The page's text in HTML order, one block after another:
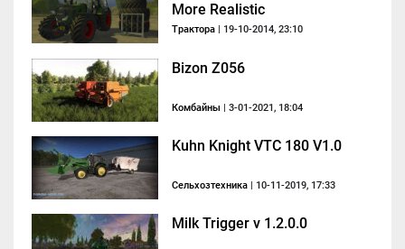
More Realistic
Трактора | 19-10-2014, 23:10
Bizon Z056
Комбайны | 3-01-2021, 18:04
Kuhn Knight VTC 180 V1.0
Сельхозтехника | 10-11-2019, 17:33
Milk Trigger v 1.2.0.0